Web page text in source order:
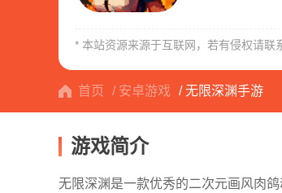
* 本站资源来源于互联网，若有侵权请联
首页
/ 安卓游戏 / 无限深渊手游
游戏简介
无限深渊是一款优秀的二次元画风肉